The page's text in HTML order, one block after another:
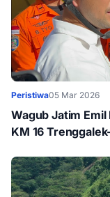
Peristiwa05 Mar 2026
Wagub Jatim
KM 16